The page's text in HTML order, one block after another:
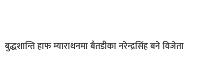
बुद्धशान्ति हाफ म्याराथनमा बैतडीका नरेन्द्रसिंह बने विजेता